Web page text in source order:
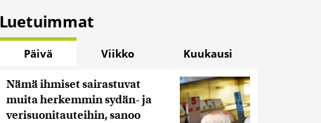
Luetuimmat
Päivä Viikko Kuukausi
Nämä ihmiset sairastuvat
muita herkemmin sydän- ja
verisuonitauteihin, sanoo